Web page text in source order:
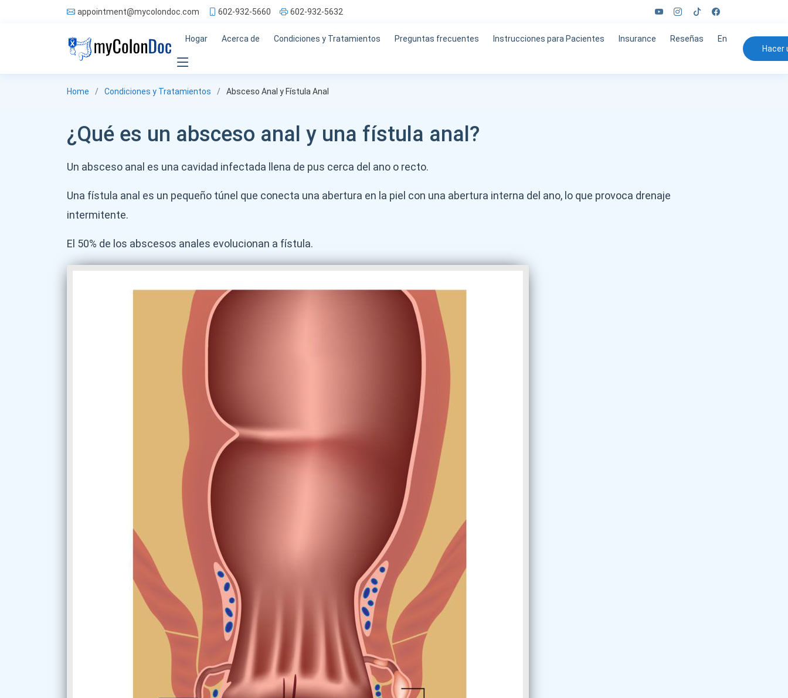
appointment@mycolondoc.com 602-932-5660 602-932-5632
Hogar Acerca de Condiciones y Tratamientos Preguntas frecuentes Instrucciones para Pacientes Insurance Reseñas
En
Hacer
Home Condiciones y Tratamientos Absceso Anal y Fístula Anal
¿Qué es un absceso anal y una fístula anal?
Un absceso anal es una cavidad infectada llena de pus cerca del ano o recto.
Una fístula anal es un pequeño túnel que conecta una abertura en la piel con una abertura interna del ano, lo que provoca drenaje
intermitente.
El 50% de los abscesos anales evolucionan a fístula.